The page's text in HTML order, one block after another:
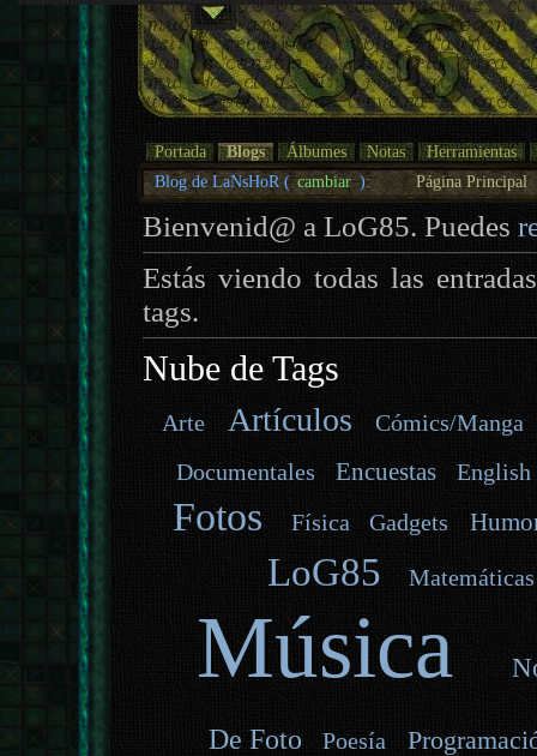
Portada Blogs Álbumes Notas
Herramientas
Blog de LaNsHoR ( cambiar ): Página Principal
Bienvenid@ a LoG85. Puedes
Estás viendo todas las
tags.
Nube de Tags
Arte Artículos Cómics/Manga
Documentales Encuestas English
Fotos Física Gadgets
LoG85 Matemáticas
Música
De Foto Poesía